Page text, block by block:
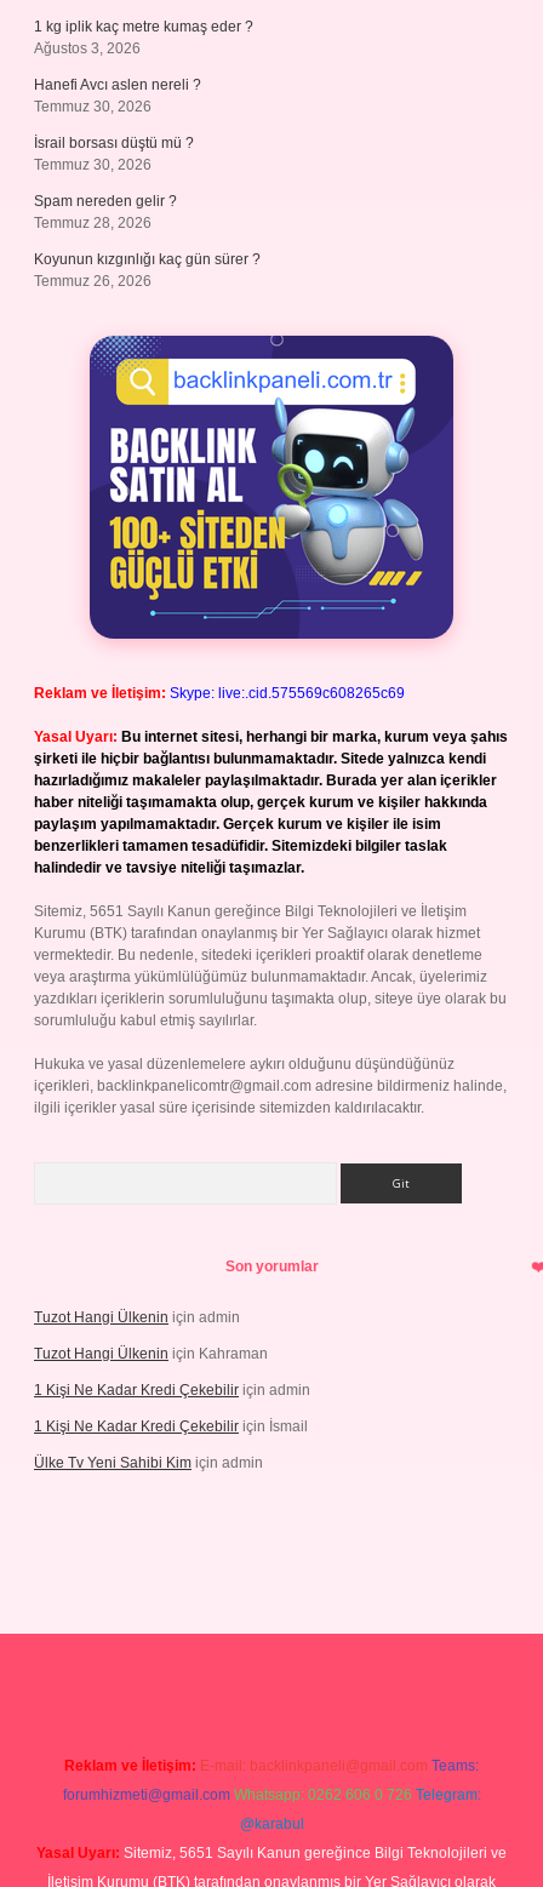
1 kg iplik kaç metre kumaş eder ?
Ağustos 3, 2026
Hanefi Avcı aslen nereli ?
Temmuz 30, 2026
İsrail borsası düştü mü ?
Temmuz 30, 2026
Spam nereden gelir ?
Temmuz 28, 2026
Koyunun kızgınlığı kaç gün sürer ?
Temmuz 26, 2026
Reklam ve İletişim: Skype: live:.cid.575569c608265c69
Yasal Uyarı: Bu internet sitesi, herhangi bir marka, kurum veya şahıs
şirketi ile hiçbir bağlantısı bulunmamaktadır. Sitede yalnızca kendi
hazırladığımız makaleler paylaşılmaktadır. Burada yer alan içerikler
haber niteliği taşımamakta olup, gerçek kurum ve kişiler hakkında
paylaşım yapılmamaktadır. Gerçek kurum ve kişiler ile isim
benzerlikleri tamamen tesadüfidir. Sitemizdeki bilgiler taslak
halindedir ve tavsiye niteliği taşımazlar.
Sitemiz, 5651 Sayılı Kanun gereğince Bilgi Teknolojileri ve İletişim
Kurumu (BTK) tarafından onaylanmış bir Yer Sağlayıcı olarak hizmet
vermektedir. Bu nedenle, sitedeki içerikleri proaktif olarak denetleme
veya araştırma yükümlülüğümüz bulunmamaktadır. Ancak, üyelerimiz
yazdıkları içeriklerin sorumluluğunu taşımakta olup, siteye üye olarak bu
sorumluluğu kabul etmiş sayılırlar.
Hukuka ve yasal düzenlemelere aykırı olduğunu düşündüğünüz
içerikleri, backlinkpanelicomtr@gmail.com adresine bildirmeniz halinde,
ilgili içerikler yasal süre içerisinde sitemizden kaldırılacaktır.
Son yorumlar
Tuzot Hangi Ülkenin için admin
Tuzot Hangi Ülkenin için Kahraman
1 Kişi Ne Kadar Kredi Çekebilir için admin
1 Kişi Ne Kadar Kredi Çekebilir için İsmail
Ülke Tv Yeni Sahibi Kim için admin
Reklam ve İletişim: E-mail: backlinkpaneli@gmail.com Teams:
forumhizmeti@gmail.com Whatsapp: 0262 606 0 726 Telegram:
@karabul
Yasal Uyarı: Sitemiz, 5651 Sayılı Kanun gereğince Bilgi Teknolojileri ve
İletişim Kurumu (BTK) tarafından onaylanmış bir Yer Sağlayıcı olarak